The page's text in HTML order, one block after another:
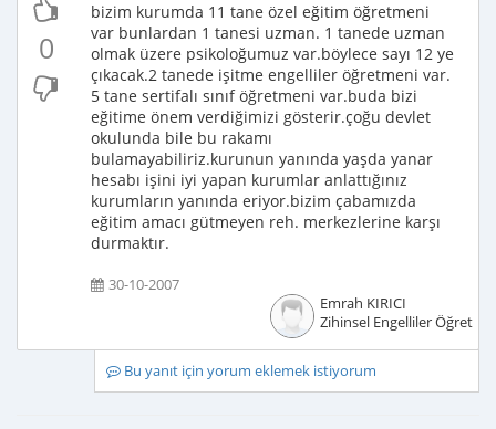
0
bizim kurumda 11 tane özel eğitim öğretmeni
var bunlardan 1 tanesi uzman. 1 tanede uzman
olmak üzere psikoloğumuz var.böylece sayı 12 ye
çıkacak.2 tanede işitme engelliler öğretmeni var.
5 tane sertifalı sınıf öğretmeni var.buda bizi
eğitime önem verdiğimizi gösterir.çoğu devlet
okulunda bile bu rakamı
bulamayabiliriz.kurunun yanında yaşda yanar
hesabı işini iyi yapan kurumlar anlattığınız
kurumların yanında eriyor.bizim çabamızda
eğitim amacı gütmeyen reh. merkezlerine karşı
durmaktır.
30-10-2007
Emrah KIRICI
Zihinsel Engelliler
Bu yanıt için yorum eklemek istiyorum